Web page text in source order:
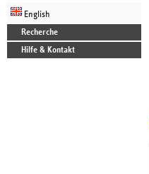
English
Recherche
Hilfe & Kontakt